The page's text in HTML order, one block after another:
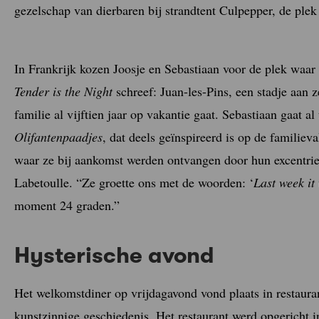
gezelschap van dierbaren bij strandtent Culpepper, de
In Frankrijk kozen Joosje en Sebastiaan voor de plek
Tender is the Night schreef: Juan-les-Pins, een stadje aan
familie al vijftien jaar op vakantie gaat. Sebastiaan gaat
Olifantenpaadjes, dat deels geïnspireerd is op de
waar ze bij aankomst werden ontvangen door hun
Labetoulle. “Ze groette ons met de woorden: ‘Last week
moment 24 graden.”
Hysterische avond
Het welkomstdiner op vrijdagavond vond plaats in
kunstzinnige geschiedenis. Het restaurant werd